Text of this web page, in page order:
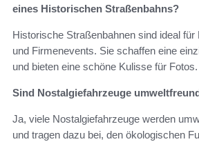
eines Historischen Straßenbahns?
Historische Straßenbahnen sind ideal
und Firmenevents. Sie schaffen eine
und bieten eine schöne Kulisse für Fotos.
Sind Nostalgiefahrzeuge
Ja, viele Nostalgiefahrzeuge werden
und tragen dazu bei, den ökologischen